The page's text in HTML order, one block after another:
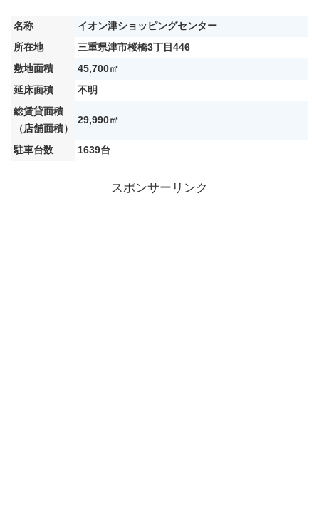
名称
イオン津ショッピングセンター
所在地
三重県津市桜橋3丁目446
敷地面積
45,700㎡
延床面積
不明
総賃貸面積
（店舗面積）
29,990㎡
駐車台数 1639台
スポンサーリンク